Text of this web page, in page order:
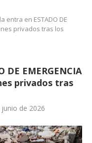
entra en ESTADO DE
privados tras los
DE EMERGENCIA
privados tras
junio de 2026